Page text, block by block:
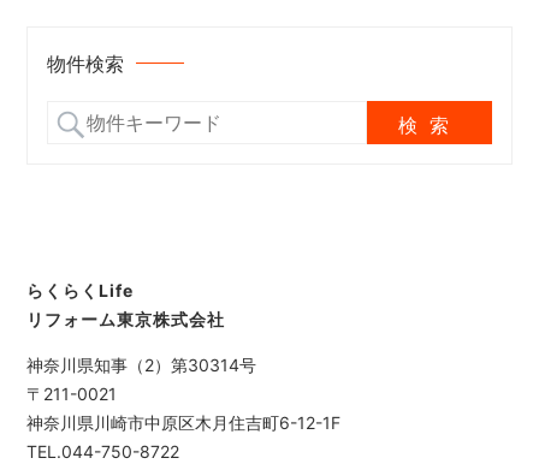
物件検索
らくらくLife
リフォーム東京株式会社
神奈川県知事（2）第30314号
〒211-0021
神奈川県川崎市中原区木月住吉町6-12-1F
TEL.044-750-8722